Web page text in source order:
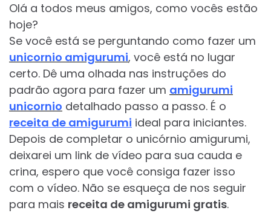
Olá a todos meus amigos, como vocês estão
hoje?
Se você está se perguntando como fazer um
unicornio amigurumi, você está no lugar
certo. Dê uma olhada nas instruções do
padrão agora para fazer um amigurumi
unicornio detalhado passo a passo. É o
receita de amigurumi ideal para iniciantes.
Depois de completar o unicórnio amigurumi,
deixarei um link de vídeo para sua cauda e
crina, espero que você consiga fazer isso
com o vídeo. Não se esqueça de nos seguir
para mais receita de amigurumi gratis.